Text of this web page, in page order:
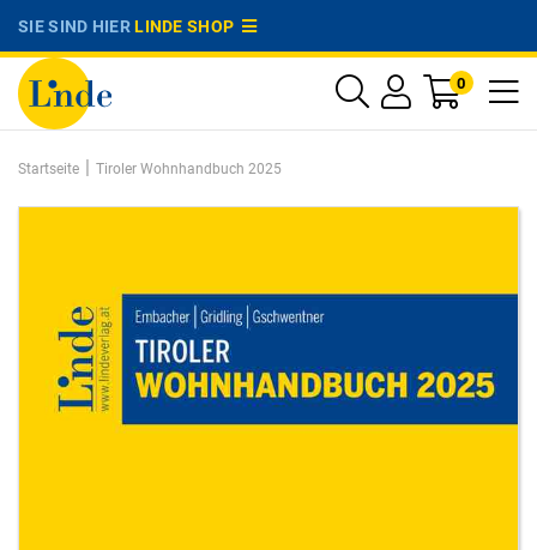
SIE SIND HIERLINDE SHOP
0
Startseite | Tiroler Wohnhandbuch 2025